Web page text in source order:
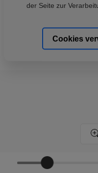
der Seite zur
Cookies